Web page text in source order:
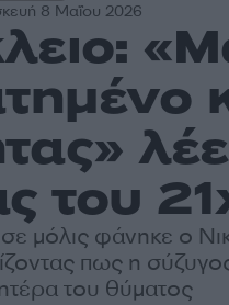
8 Μαΐου 2026
του
μόλις φάνηκε ο
πως η
του θύματος